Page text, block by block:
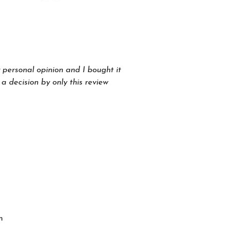
personal opinion and I bought it
decision by only this review